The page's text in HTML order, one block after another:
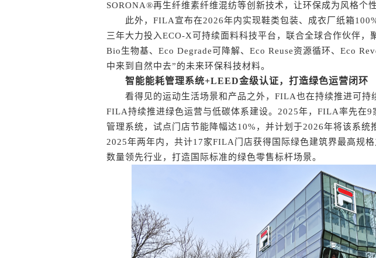
SORONA®再生纤维素纤维混纺等创新技术，让环保成为风格个
此外，FILA宣布在2026年内实现鞋类包装、成衣厂纸箱
三年大力投入ECO-X可持续面料科技平台，联合全球合作伙伴，
Bio生物基、Eco Degrade可降解、Eco Reuse资源循环、Eco
中来到自然中去”的未来环保科技材料。
智能能耗管理系统+LEED金级认证，打造绿色运营闭环
看得见的运动生活场景和产品之外，FILA也在持续推进可持
FILA持续推进绿色运营与低碳体系建设。2025年，FILA率先在9
管理系统，试点门店节能降幅达10%，并计划于2026年将该系统
2025年两年内，共计17家FILA门店获得国际绿色建筑界最高规格
数量领先行业，打造国际标准的绿色零售标杆场景。